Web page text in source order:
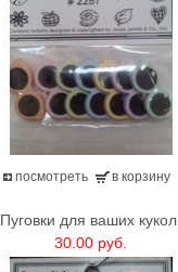
посмотреть в корзину
Пуговки для ваших кукол.
30.00 руб.